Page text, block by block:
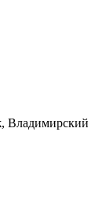
Владимирский